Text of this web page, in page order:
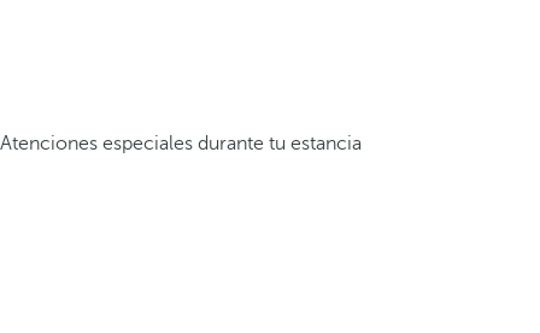
Atenciones especiales durante tu estancia